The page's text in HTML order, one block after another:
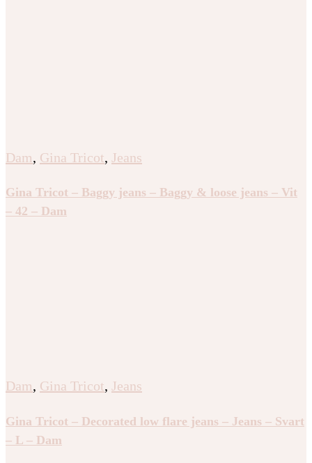
Dam, Gina Tricot, Jeans
Gina Tricot – Baggy jeans – Baggy & loose jeans – Vit
– 42 – Dam
Dam, Gina Tricot, Jeans
Gina Tricot – Decorated low flare jeans – Jeans – Svart
– L – Dam